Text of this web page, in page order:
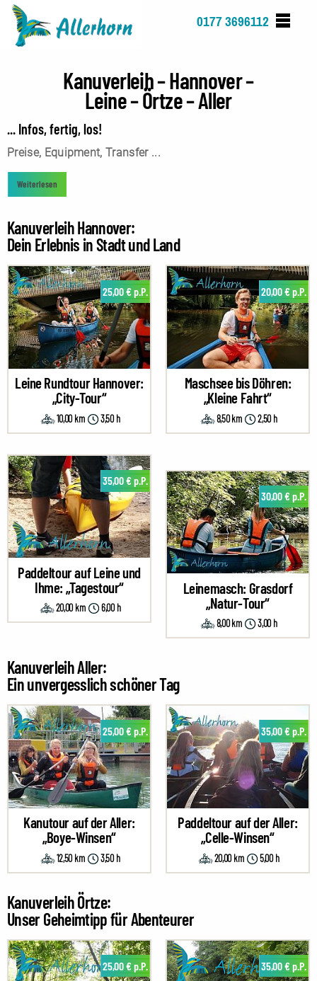
Direkt
zum
Inhalt
0177 3696112
Kanuverleih – Hannover –
Leine – Örtze – Aller
... Infos, fertig, los!
Preise, Equipment, Transfer ...
Weiterlesen
Kanuverleih Hannover:
Dein Erlebnis in Stadt und Land
25,00 € p.P.
Leine Rundtour Hannover:
„City-Tour“
10,00 km 3,50 h
20,00 € p.P.
Maschsee bis Döhren:
„Kleine Fahrt“
8,50 km 2,50 h
35,00 € p.P.
Paddeltour auf Leine und
Ihme: „Tagestour“
20,00 km 6,00 h
30,00 € p.P.
Leinemasch: Grasdorf
„Natur-Tour“
8,00 km 3,00 h
Kanuverleih Aller:
Ein unvergesslich schöner Tag
25,00 € p.P.
Kanutour auf der Aller:
„Boye-Winsen“
12,50 km 3,50 h
35,00 € p.P.
Paddeltour auf der Aller:
„Celle-Winsen“
20,00 km 5,00 h
Kanuverleih Örtze:
Unser Geheimtipp für Abenteurer
25,00 € p.P. 35,00 € p.P.